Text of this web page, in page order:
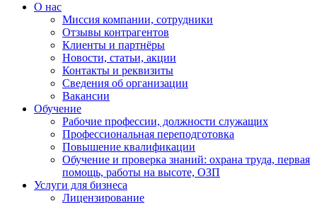
О нас
Миссия компании, сотрудники
Отзывы контрагентов
Клиенты и партнёры
Новости, статьи, акции
Контакты и реквизиты
Сведения об организации
Вакансии
Обучение
Рабочие профессии, должности служащих
Профессиональная переподготовка
Повышение квалификации
Обучение и проверка знаний: охрана труда, первая
помощь, работы на высоте, ОЗП
Услуги для бизнеса
Лицензирование